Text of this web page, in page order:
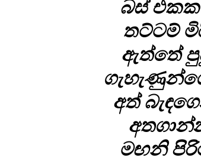
බස්
තට්ටම්
ඇත්තේ
අත්
මඟනි